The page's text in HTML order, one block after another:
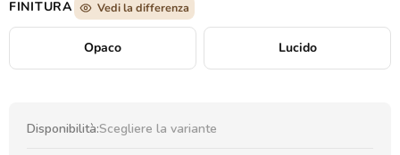
FINITURA Vedi la differenza
Opaco Lucido
Disponibilità:Scegliere la variante